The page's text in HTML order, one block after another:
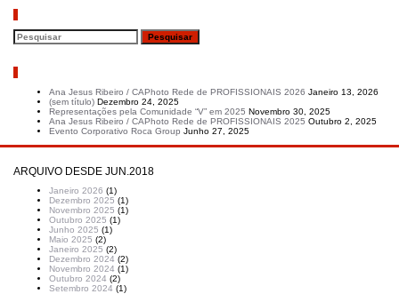
Ana Jesus Ribeiro / CAPhoto Rede de PROFISSIONAIS 2026 Janeiro 13, 2026
(sem título) Dezembro 24, 2025
Representações pela Comunidade “V” em 2025 Novembro 30, 2025
Ana Jesus Ribeiro / CAPhoto Rede de PROFISSIONAIS 2025 Outubro 2, 2025
Evento Corporativo Roca Group Junho 27, 2025
ARQUIVO DESDE JUN.2018
Janeiro 2026 (1)
Dezembro 2025 (1)
Novembro 2025 (1)
Outubro 2025 (1)
Junho 2025 (1)
Maio 2025 (2)
Janeiro 2025 (2)
Dezembro 2024 (2)
Novembro 2024 (1)
Outubro 2024 (2)
Setembro 2024 (1)